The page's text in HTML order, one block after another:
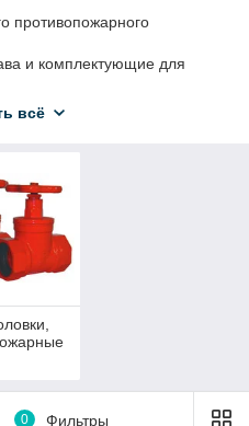
противопожарного
и комплектующие для
норм и обеспечения
всё
0 Фильтры